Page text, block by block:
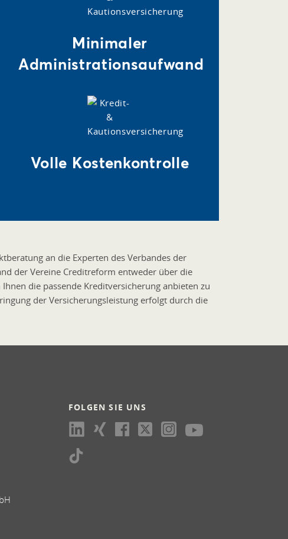
Minimaler
Administrationsaufwand
Volle Kostenkontrolle
an die Experten des Verbandes der
der Vereine Creditreform entweder über die
die passende Kreditversicherung anbieten zu
der Versicherungsleistung erfolgt durch die
FOLGEN SIE UNS